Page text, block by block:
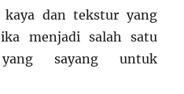
kaya dan tekstur yang
menjadi salah satu
sayang untuk